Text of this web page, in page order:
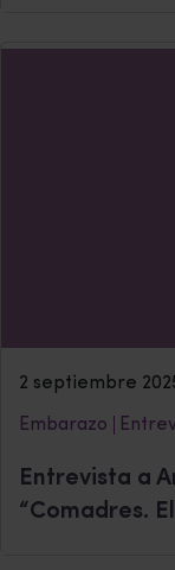
2 septiembre
Embarazo
Entrevista a
“Comadres.